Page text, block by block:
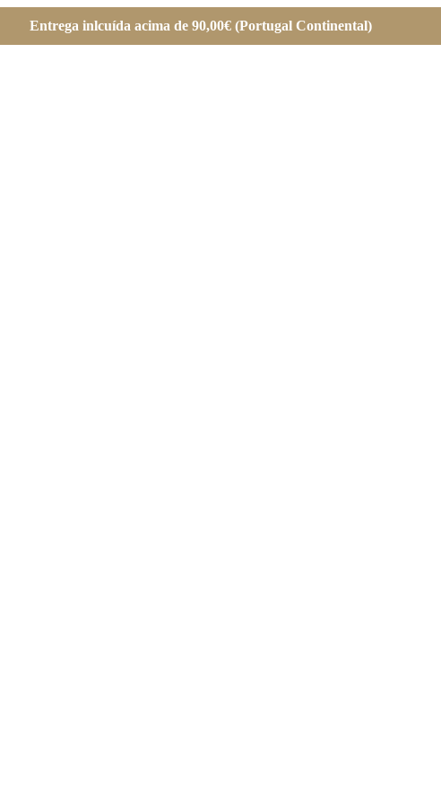
Entrega inlcuída acima de 90,00€ (Portugal Continental)